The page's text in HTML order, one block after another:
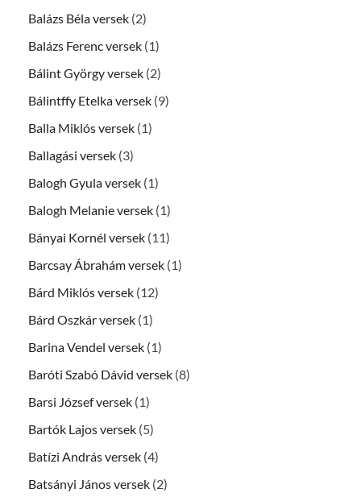
Balázs Béla versek (2)
Balázs Ferenc versek (1)
Bálint György versek (2)
Bálintffy Etelka versek (9)
Balla Miklós versek (1)
Ballagási versek (3)
Balogh Gyula versek (1)
Balogh Melanie versek (1)
Bányai Kornél versek (11)
Barcsay Ábrahám versek (1)
Bárd Miklós versek (12)
Bárd Oszkár versek (1)
Barina Vendel versek (1)
Baróti Szabó Dávid versek (8)
Barsi József versek (1)
Bartók Lajos versek (5)
Batízi András versek (4)
Batsányi János versek (2)